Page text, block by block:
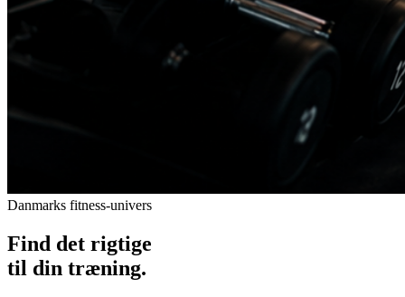
Danmarks fitness-univers
Find det rigtige
til din træning.